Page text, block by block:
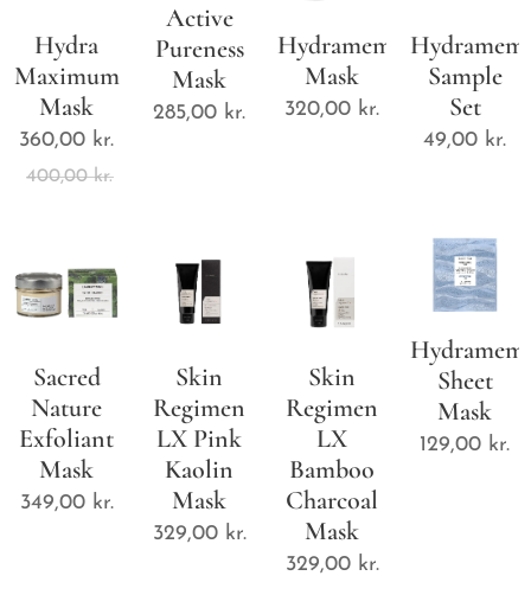
Hydra
Maximum
Mask
360,00 kr.
400,00kr.
Active
Pureness
Mask
285,00 kr.
Hydramemory
Mask
320,00 kr.
Sample
Set
49,00 kr.
Sacred
Nature
Exfoliant
Mask
349,00kr.
Skin
Regimen
LX Pink
Kaolin
Mask
329,00kr.
Skin
Regimen
LX
Bamboo
Charcoal
Mask
329,00kr.
Sheet
Mask
129,00 kr.